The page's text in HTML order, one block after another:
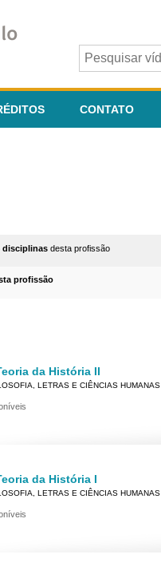
CONTATO
disciplinas desta profissão
profissão
da História II
LETRAS E CIÊNCIAS HUMANAS
da História I
LETRAS E CIÊNCIAS HUMANAS